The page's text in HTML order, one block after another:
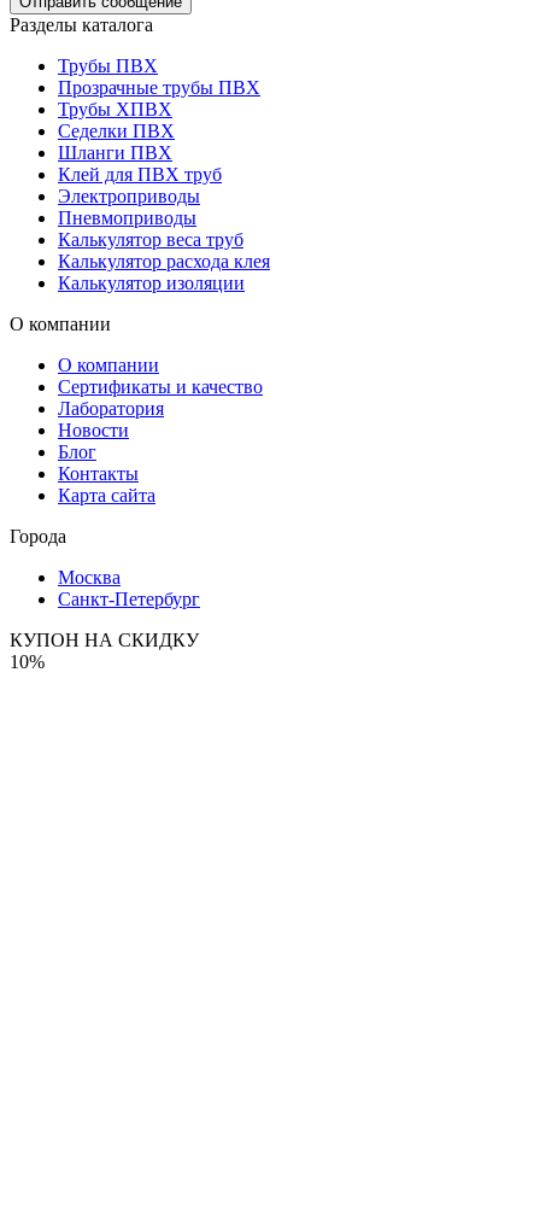
Разделы каталога
Трубы ПВХ
Прозрачные трубы ПВХ
Трубы ХПВХ
Седелки ПВХ
Шланги ПВХ
Клей для ПВХ труб
Электроприводы
Пневмоприводы
Калькулятор веса труб
Калькулятор расхода клея
Калькулятор изоляции
О компании
О компании
Сертификаты и качество
Лаборатория
Новости
Блог
Контакты
Карта сайта
Города
Москва
Санкт-Петербург
КУПОН НА СКИДКУ
10%